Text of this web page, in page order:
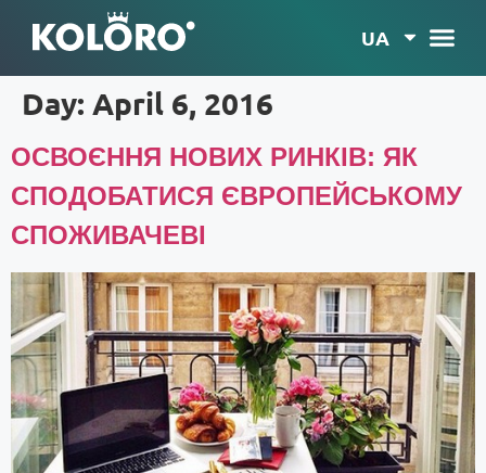
UA
Day: April 6, 2016
ОСВОЄННЯ НОВИХ РИНКІВ: ЯК
СПОДОБАТИСЯ ЄВРОПЕЙСЬКОМУ
СПОЖИВАЧЕВІ